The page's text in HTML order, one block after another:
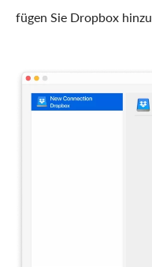
fügen Sie Dropbox hinzu.